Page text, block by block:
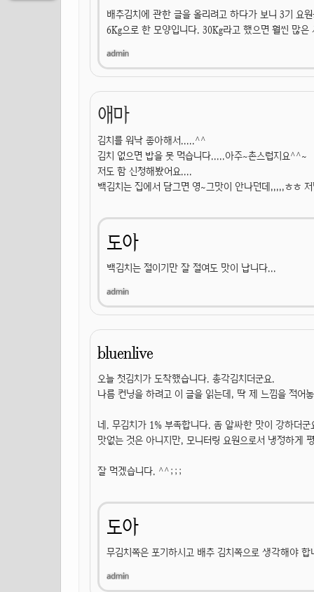
배추김치에 관한 글을 올리려고 하다가 보니 3기 요
6Kg으로 한 모양입니다. 30Kg라고 했으면 훨씬 많
애마
김치를 워낙 좋아해서.....^^
김치 없으면 밥을 못 먹습니다.....아주~촌스럽지요^^~
저도 함 신청해봤어요....
백김치는 집에서 담그면 영~그맛이 안나던데,,,,,ㅎㅎ
도아
백김치는 절이기만 잘 절여도 맛이 납니다...
bluenlive
오늘 첫김치가 도착했습니다. 총각김치더군요.
나름 컨닝을 하려고 이 글을 읽는데, 딱 제 느낌을 적어
네. 무김치가 1% 부족합니다. 좀 알싸한 맛이 강하더군
맛없는 것은 아니지만, 모니터링 요원으로서 냉정하게
잘 먹겠습니다. ^^;;;
도아
무김치쪽은 포기하시고 배추 김치쪽으로 생각해야